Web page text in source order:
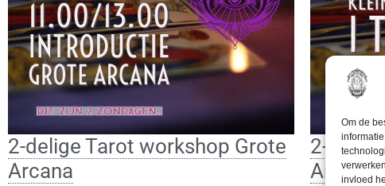
Om de
invloed
2-delige Tarot workshop Grote
Arcana
2-
Arcana